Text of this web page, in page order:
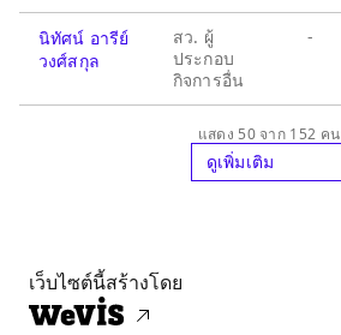
นิทัศน์ อารีย์
วงศ์สกุล
สว. ผู้
ประกอบ
กิจการอื่น
-
แสดง 50 จาก 152 คน
ดูเพิ่มเติม
เว็บไซต์นี้สร้างโดย